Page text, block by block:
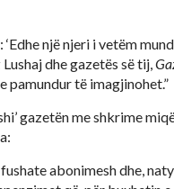
një njeri i vetëm
dhe gazetës së tij,
pamundur të imagjinohet.”
gazetën me shkrime
fushate abonimesh dhe,